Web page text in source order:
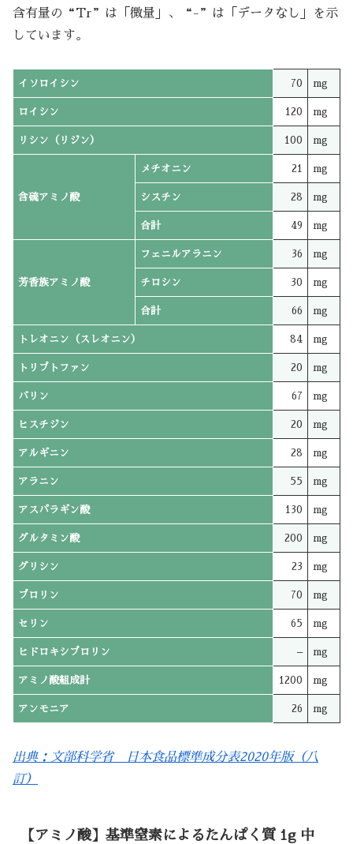
含有量の“Tr”は「微量」、“-”は「データなし」を示
しています。
イソロイシン 70 mg
ロイシン 120 mg
リシン（リジン） 100 mg
含硫アミノ酸
メチオニン 21 mg
シスチン 28 mg
合計 49 mg
芳香族アミノ酸
フェニルアラニン 36 mg
チロシン 30 mg
合計 66 mg
トレオニン（スレオニン） 84 mg
トリプトファン 20 mg
バリン 67 mg
ヒスチジン 20 mg
アルギニン 28 mg
アラニン 55 mg
アスパラギン酸 130 mg
グルタミン酸 200 mg
グリシン 23 mg
プロリン 70 mg
セリン 65 mg
ヒドロキシプロリン – mg
アミノ酸組成計 1200 mg
アンモニア 26 mg
出典：文部科学省 日本食品標準成分表2020年版（八
訂）
【アミノ酸】基準窒素によるたんぱく質 1g 中